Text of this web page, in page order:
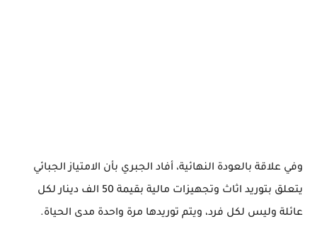
وفي علاقة بالعودة النهائية، أفاد الجبري بأن الامتياز الجبائي
يتعلق بتوريد اثاث وتجهيزات مالية بقيمة 50 الف دينار لكل
عائلة وليس لكل فرد، ويتم توريدها مرة واحدة مدى الحياة.